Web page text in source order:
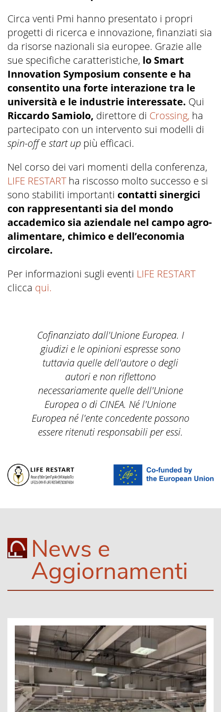
Circa venti Pmi hanno presentato i propri
progetti di ricerca e innovazione, finanziati sia
da risorse nazionali sia europee. Grazie alle
sue specifiche caratteristiche, lo Smart
Innovation Symposium consente e ha
consentito una forte interazione tra le
università e le industrie interessate. Qui
Riccardo Samiolo, direttore di Crossing, ha
partecipato con un intervento sui modelli di
spin-offe start up più efficaci.
Nel corso dei vari momenti della conferenza,
LIFE RESTARTha riscosso molto successo e si
sono stabiliti importanti contatti sinergici
con rappresentanti sia del mondo
accademico sia aziendale nel campo agro-
alimentare, chimico e dell’economia
circolare.
Per informazioni sugli eventi LIFE RESTART
clicca qui.
Cofinanziato dall'Unione Europea. I
giudizi e le opinioni espresse sono
tuttavia quelle dell'autore o degli
autori e non riflettono
necessariamente quelle dell'Unione
Europea o di CINEA. Né l'Unione
Europea né l'ente concedente possono
essere ritenuti responsabili per essi.
News e
Aggiornamenti